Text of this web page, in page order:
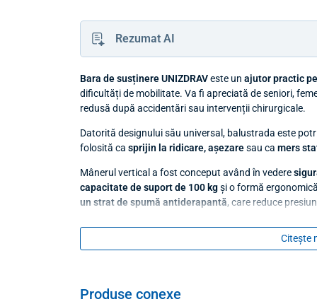
Rezumat AI
Bara de susținere UNIZDRAVeste un ajutor practic
dificultăți de mobilitate. Va fi apreciată de seniori,
redusă după accidentări sau intervenții chirurgicale.
Datorită designului său universal, balustrada este
folosită ca sprijin la ridicare, așezaresau ca mers
Mânerul vertical a fost conceput având în vedere
capacitate de suport de 100 kgși o formă ergonomică
un strat de spumă antiderapantă, care reduce
Citește
Produse conexe